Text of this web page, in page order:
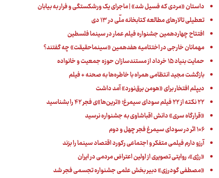
داستان «مردی که فسیل شد» | ماجرای یک ورشکستگی و فرار به بیابان
تعطیلی تالارهای مطالعه کتابخانه ملّی در ۱۳ دی
افتتاح چهاردهمین جشنواره فیلم عمار در سینما فلسطین
مهمانان خارجی در اختتامیه هفدهمین «سینماحقیقت» چه گفتند؟
حمایت بنیاد ۱۵ خرداد از مستندسازان حوزه جمعیت و خانواده
بازگشت مجید انتظامی همراه با خاطره‌ها به صحنه + فیلم
دیپلم افتخار برای «هومن برق‌نورد» آمد داشت
۲۲ نکته از ۲۲ فیلم سودای سیمرغ؛ «ترین‌ها»ی فجر ۴۲ را بشناسید
«قرارگاه سری» دانش اقباشاوی به جشنواره نرسید
۱۰۶ اثر در سودای سیمرغ فجر چهل و دوم
آرزو دارم فیلمی متفکر و اجتماعی رکورد اقتصاد سینما را بزند
«رژی»،‌ روایتی تصویری از اولین اعتراض مردمی در ایران
«مصطفی گودرزی» دبیر بخش علمی جشنواره تجسمی فجر شد